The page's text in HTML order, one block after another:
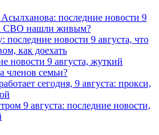
последние новости 9
СВО нашли живым?
новости 9 августа, что
как доехать
новости 9 августа, жуткий
членов семьи?
сегодня, 9 августа: прокси,
9 августа: последние новости,